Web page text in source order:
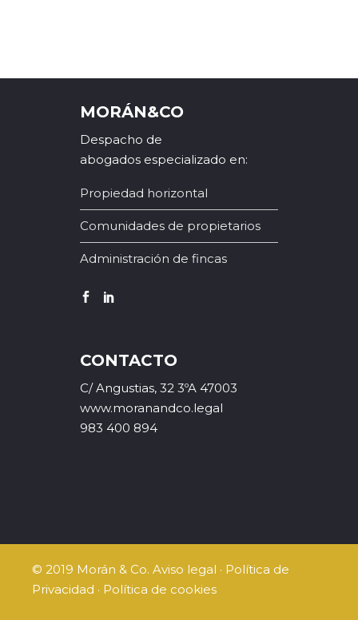
MORÁN&CO
Despacho de
abogados especializado en:
Propiedad horizontal
Comunidades de propietarios
Administración de fincas
CONTACTO
C/ Angustias, 32 3ºA 47003
www.moranandco.legal
983 400 894
© 2019 Morán & Co. Aviso legal · Política de
Privacidad · Política de cookies